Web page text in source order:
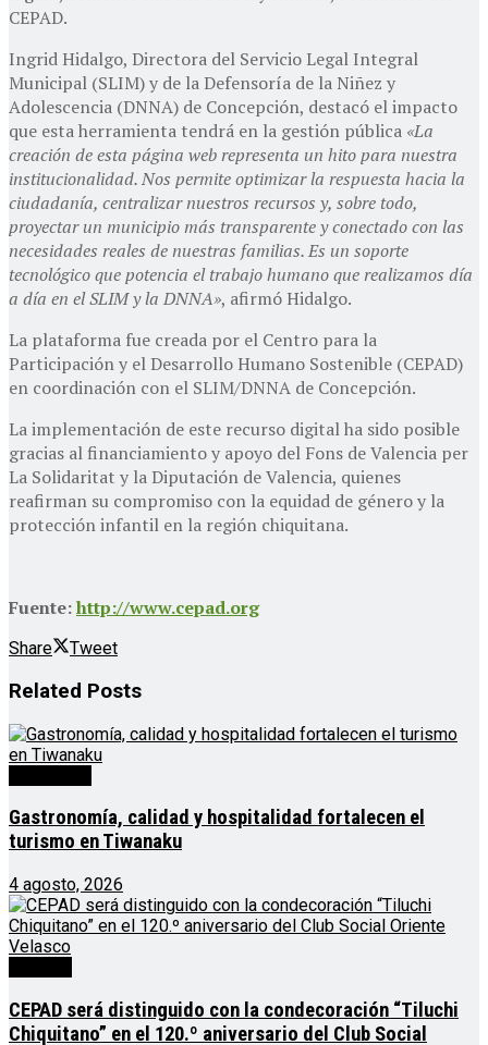
CEPAD.
Ingrid Hidalgo, Directora del Servicio Legal Integral
Municipal (SLIM) y de la Defensoría de la Niñez y
Adolescencia (DNNA) de Concepción, destacó el impacto
que esta herramienta tendrá en la gestión pública «La
creación de esta página web representa un hito para nuestra
institucionalidad. Nos permite optimizar la respuesta hacia la
ciudadanía, centralizar nuestros recursos y, sobre todo,
proyectar un municipio más transparente y conectado con las
necesidades reales de nuestras familias. Es un soporte
tecnológico que potencia el trabajo humano que realizamos día
a día en el SLIM y la DNNA», afirmó Hidalgo.
La plataforma fue creada por el Centro para la
Participación y el Desarrollo Humano Sostenible (CEPAD)
en coordinación con el SLIM/DNNA de Concepción.
La implementación de este recurso digital ha sido posible
gracias al financiamiento y apoyo del Fons de Valencia per
La Solidaritat y la Diputación de Valencia, quienes
reafirman su compromiso con la equidad de género y la
protección infantil en la región chiquitana.
Fuente:http://www.cepad.org
Share Tweet
Related Posts
Gastronomía, calidad y hospitalidad fortalecen el
turismo en Tiwanaku
4 agosto, 2026
CEPAD será distinguido con la condecoración “Tiluchi
Chiquitano” en el 120.º aniversario del Club Social